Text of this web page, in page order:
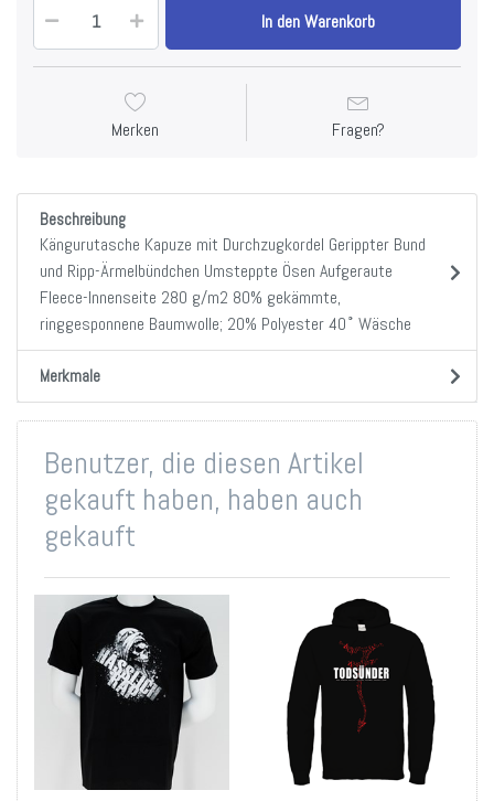
In den Warenkorb
Merken Fragen?
Beschreibung
Kängurutasche Kapuze mit Durchzugkordel Gerippter Bund
und Ripp-Ärmelbündchen Umsteppte Ösen Aufgeraute
Fleece-Innenseite 280 g/m2 80% gekämmte,
ringgesponnene Baumwolle; 20% Polyester 40˚ Wäsche
Merkmale
Benutzer, die diesen Artikel
gekauft haben, haben auch
gekauft